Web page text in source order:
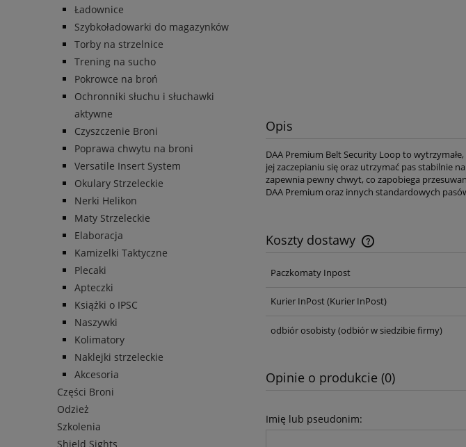
Ładownice
Szybkoładowarki do magazynków
Torby na strzelnice
Trening na sucho
Pokrowce na broń
Ochronniki słuchu i słuchawki
aktywne
Czyszczenie Broni
Poprawa chwytu na broni
Versatile Insert System
Okulary Strzeleckie
Nerki Helikon
Maty Strzeleckie
Elaboracja
Kamizelki Taktyczne
Plecaki
Apteczki
Książki o IPSC
Naszywki
Kolimatory
Naklejki strzeleckie
Akcesoria
Części Broni
Odzież
Szkolenia
Shield Sights
Opis
DAA Premium Belt Security Loop to
jej zaczepianiu się oraz utrzymać pas stabilnie
zapewnia pewny chwyt, co zapobiega
DAA Premium oraz innych standardowych
Koszty dostawy
Cena nie zawiera
Paczkomaty Inpost
Kurier InPost(Kurier InPost)
odbiór osobisty(odbiór w siedzibie firmy)
Opinie o produkcie (0)
Imię lub pseudonim: